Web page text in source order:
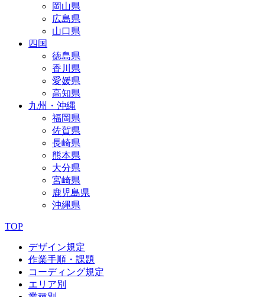
岡山県
広島県
山口県
四国
徳島県
香川県
愛媛県
高知県
九州・沖縄
福岡県
佐賀県
長崎県
熊本県
大分県
宮崎県
鹿児島県
沖縄県
TOP
デザイン規定
作業手順・課題
コーディング規定
エリア別